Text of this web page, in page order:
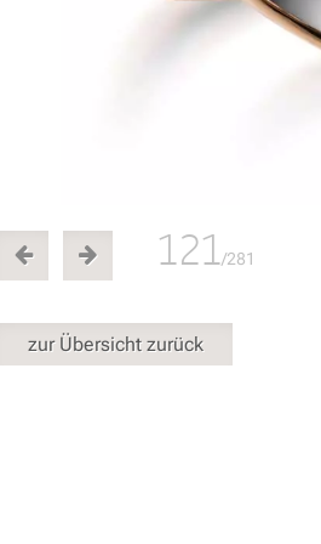
121/281
zur Übersicht zurück